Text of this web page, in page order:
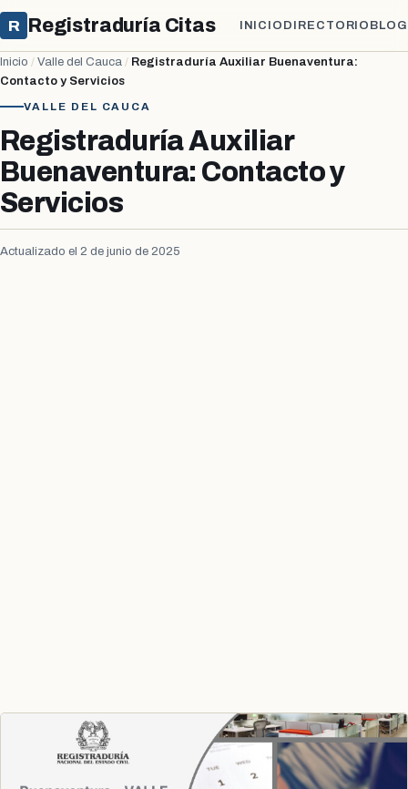
R Registraduría Citas INICIO DIRECTORIO BLOG
Inicio / Valle del Cauca / Registraduría Auxiliar Buenaventura:
Contacto y Servicios
VALLE DEL CAUCA
Registraduría Auxiliar
Buenaventura: Contacto y
Servicios
Actualizado el 2 de junio de 2025